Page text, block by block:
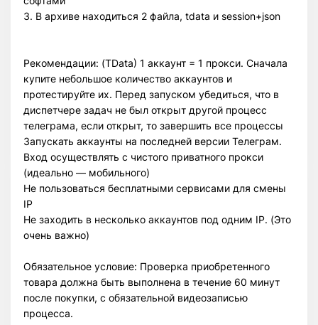
3. В архиве находиться 2 файла, tdata и session+json
Рекомендации: (TData) 1 аккаунт = 1 прокси. Сначала
купите небольшое количество аккаунтов и
протестируйте их. Перед запуском убедиться, что в
диспетчере задач не был открыт другой процесс
телеграма, если открыт, то завершить все процессы
Запускать аккаунты на последней версии Телеграм.
Вход осуществлять с чистого приватного прокси
(идеально — мобильного)
Не пользоваться бесплатными сервисами для смены
IP
Не заходить в несколько аккаунтов под одним IP. (Это
очень важно)
Обязательное условие: Проверка приобретенного
товара должна быть выполнена в течение 60 минут
после покупки, с обязательной видеозаписью
процесса.
Всего позиций в корзине
Всего товара в корзине
Сумма к оплате (без скидок)